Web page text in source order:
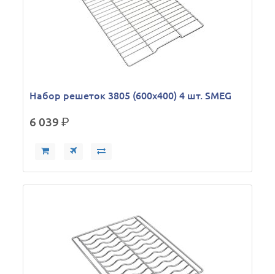
Набор решеток 3805 (600х400) 4 шт. SMEG
6 039р.